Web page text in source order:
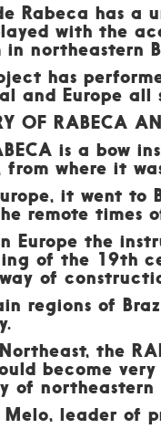
Rabeca has a
with the
in northeastern
has
and Europe all
OF RABECA
is a bow
where it
it went
remote times
Europe the
of the 19th
of
regions of
the
become
of northeastern
Melo, leader of